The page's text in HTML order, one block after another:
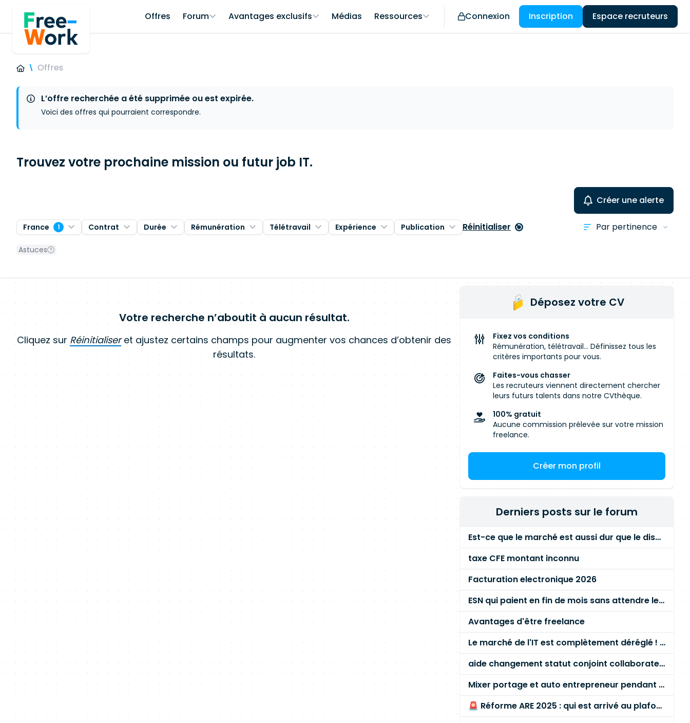
Offres Forum Avantages exclusifs Médias Ressources Connexion Inscription Espace recruteurs
Offres
L’offre recherchée a été supprimée ou est expirée.
Voici des offres qui pourraient correspondre.
Trouvez votre prochaine mission ou futur job IT.
Créer une alerte
France 1 Contrat Durée Rémunération Télétravail Expérience Publication Réinitialiser
Astuces
Votre recherche n’aboutit à aucun résultat.
Cliquez sur Réinitialiseret ajustez certains champs pour augmenter vos chances d’obtenir des
résultats.
Déposez votre CV
Fixez vos conditions
Rémunération, télétravail... Définissez tous les
critères importants pour vous.
Faites-vous chasser
Les recruteurs viennent directement chercher
leurs futurs talents dans notre CVthèque.
100% gratuit
Aucune commission prélevée sur votre mission
freelance.
Créer mon profil
Derniers posts sur le forum
Est-ce que le marché est aussi dur que le disent les commerciaux ?
taxe CFE montant inconnu
Facturation electronique 2026
ESN qui paient en fin de mois sans attendre le paiement client ?
Avantages d'être freelance
Le marché de l'IT est complètement déréglé ! STOP à cette mascarade ! Il faut s'unir et résister !
aide changement statut conjoint collaborateur
Mixer portage et auto entrepreneur pendant des années - quel risque ?
🚨 Réforme ARE 2025 : qui est arrivé au plafond des 60 % en gardant son entreprise ?